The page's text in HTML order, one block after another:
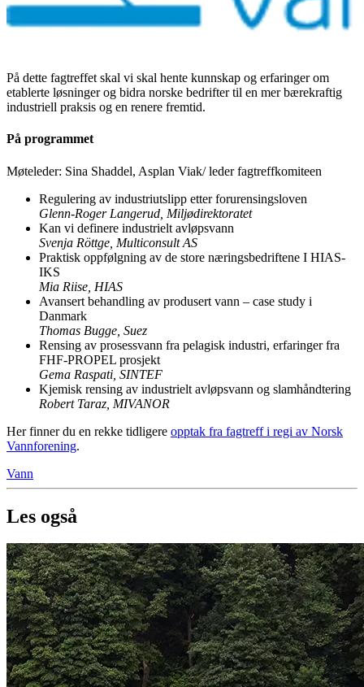
På dette fagtreffet skal vi skal hente kunnskap og erfaringer om
etablerte løsninger og bidra norske bedrifter til en mer bærekraftig
industriell praksis og en renere fremtid.
På programmet
Møteleder: Sina Shaddel, Asplan Viak/ leder fagtreffkomiteen
Regulering av industriutslipp etter forurensingsloven
Glenn-Roger Langerud, Miljødirektoratet
Kan vi definere industrielt avløpsvann
Svenja Röttge, Multiconsult AS
Praktisk oppfølgning av de store næringsbedriftene I HIAS-
IKS
Mia Riise, HIAS
Avansert behandling av produsert vann – case study i
Danmark
Thomas Bugge, Suez
Rensing av prosessvann fra pelagisk industri, erfaringer fra
FHF-PROPEL prosjekt
Gema Raspati, SINTEF
Kjemisk rensing av industrielt avløpsvann og slamhåndtering
Robert Taraz, MIVANOR
Her finner du en rekke tidligere opptak fra fagtreff i regi av Norsk
Vannforening.
Vann
Les også